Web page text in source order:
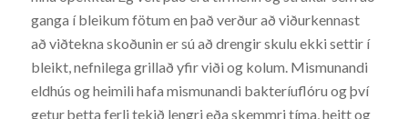
ganga í bleikum fötum en það verður að viðurkennast
að viðtekna skoðunin er sú að drengir skulu ekki settir í
bleikt, nefnilega grillað yfir viði og kolum. Mismunandi
eldhús og heimili hafa mismunandi bakteríuflóru og því
getur þetta ferli tekið lengri eða skemmri tíma, heitt og